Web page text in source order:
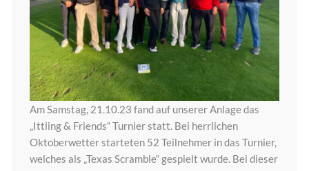
Am Samstag, 21.10.23 fand auf unserer Anlage das
„Ittling & Friends“ Turnier statt. Bei herrlichen
Oktoberwetter starteten 52 Teilnehmer in das Turnier,
welches als „Texas Scramble“ gespielt wurde. Bei dieser